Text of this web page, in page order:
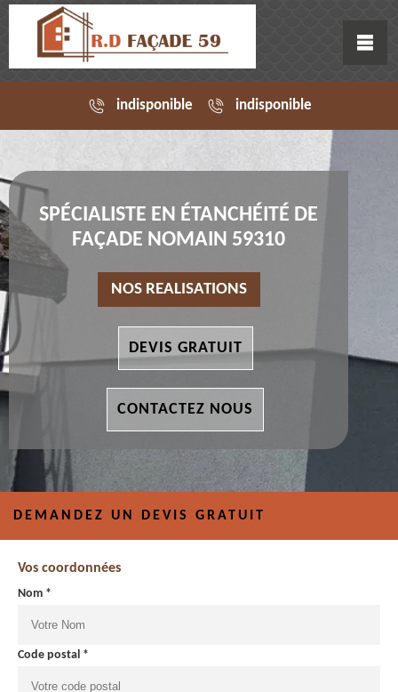
indisponible indisponible
SPÉCIALISTE EN ÉTANCHÉITÉ DE
FAÇADE NOMAIN 59310
NOS REALISATIONS
DEVIS GRATUIT
CONTACTEZ NOUS
DEMANDEZ UN DEVIS GRATUIT
Vos coordonnées
Nom *
Code postal *